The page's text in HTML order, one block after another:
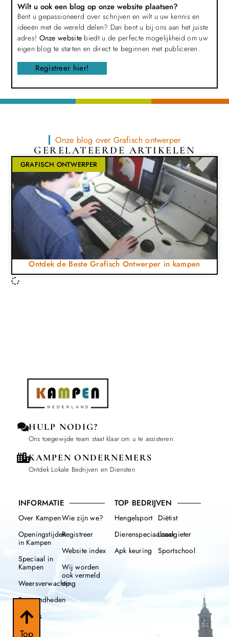
Top
Wilt u ook een blog op onze website plaatsen?
Bent u gepassioneerd over schrijven en wilt u uw kennis en
ideeën met de wereld delen? Dan bent u bij ons aan het juiste
adres! Onze website biedt u de perfecte mogelijkheid om uw
eigen blog te starten en direct te beginnen met publiceren.
Registreer hier!
Onze blog over Grafisch ontwerper
GERELATEERDE ARTIKELEN
GRAFISCH ONTWERPER
Ontdek de Beste Grafisch Ontwerper in kampen
HULP NODIG?
Ons toegewijde team staat klaar om u te assisteren.
KAMPEN ONDERNEMERS
Ontdek Lokale Bedrijven en Diensten
INFORMATIE
Over Kampen
Openingstijden
in Kampen
Speciaal in
Kampen
Weersverwachting
Beroemdheden
Nieuws
112
Wie zijn we?
Registreer
Website index
Wij worden
ook vermeld
op
TOP BEDRIJVEN
Hengelsport
Dierenspeciaalzaak
Apk keuring
Diëtist
Loodgieter
Sportschool